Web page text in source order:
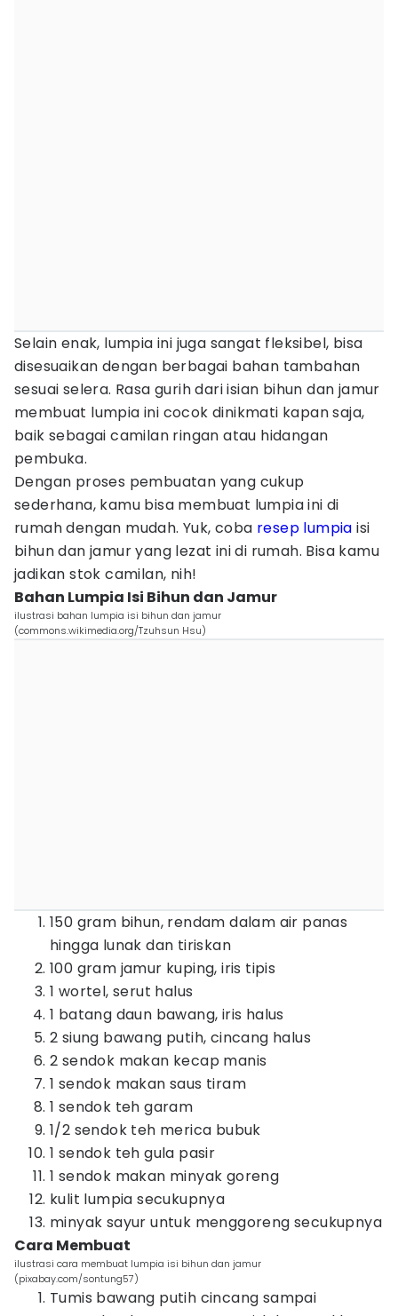
Selain enak, lumpia ini juga sangat fleksibel, bisa
disesuaikan dengan berbagai bahan tambahan
sesuai selera. Rasa gurih dari isian bihun dan jamur
membuat lumpia ini cocok dinikmati kapan saja,
baik sebagai camilan ringan atau hidangan
pembuka.
Dengan proses pembuatan yang cukup
sederhana, kamu bisa membuat lumpia ini di
rumah dengan mudah. Yuk, coba resep lumpia isi
bihun dan jamur yang lezat ini di rumah. Bisa kamu
jadikan stok camilan, nih!
Bahan Lumpia Isi Bihun dan Jamur
ilustrasi bahan lumpia isi bihun dan jamur
(commons.wikimedia.org/Tzuhsun Hsu)
150 gram bihun, rendam dalam air panas
hingga lunak dan tiriskan
100 gram jamur kuping, iris tipis
1 wortel, serut halus
1 batang daun bawang, iris halus
2 siung bawang putih, cincang halus
2 sendok makan kecap manis
1 sendok makan saus tiram
1 sendok teh garam
1/2 sendok teh merica bubuk
1 sendok teh gula pasir
1 sendok makan minyak goreng
kulit lumpia secukupnya
minyak sayur untuk menggoreng secukupnya
Cara Membuat
ilustrasi cara membuat lumpia isi bihun dan jamur
(pixabay.com/sontung57)
Tumis bawang putih cincang sampai